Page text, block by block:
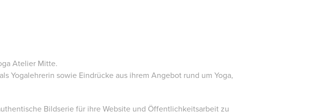
Atelier Mitte.
Yogalehrerin sowie Eindrücke aus ihrem Angebot rund um Yoga,
Bildserie für ihre Website und Öffentlichkeitsarbeit zu